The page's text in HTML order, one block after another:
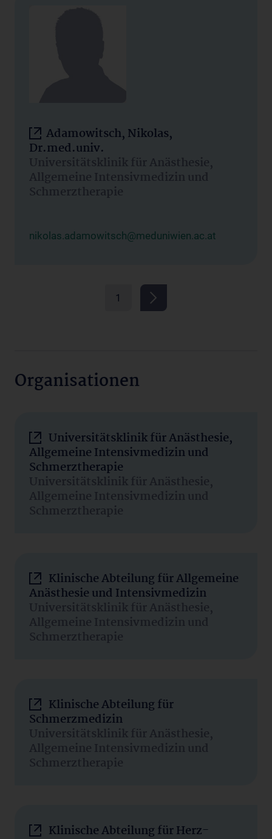
Adamowitsch, Nikolas,
Dr.med.univ.
Universitätsklinik für Anästhesie,
Allgemeine Intensivmedizin und
Schmerztherapie
nikolas.adamowitsch@meduniwien.ac.at
1
Organisationen
Universitätsklinik für Anästhesie,
Allgemeine Intensivmedizin und
Schmerztherapie
Universitätsklinik für Anästhesie,
Allgemeine Intensivmedizin und
Schmerztherapie
Klinische Abteilung für Allgemeine
Anästhesie und Intensivmedizin
Universitätsklinik für Anästhesie,
Allgemeine Intensivmedizin und
Schmerztherapie
Klinische Abteilung für
Schmerzmedizin
Universitätsklinik für Anästhesie,
Allgemeine Intensivmedizin und
Schmerztherapie
Klinische Abteilung für Herz-